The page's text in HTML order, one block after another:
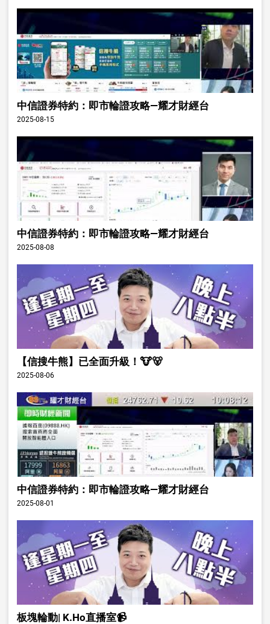
中信證券特約：即市輪證攻略—耀才財經台
2025-08-15
中信證券特約：即市輪證攻略—耀才財經台
2025-08-08
【信搜牛熊】已全面升級！🐮🐻
2025-08-06
中信證券特約：即市輪證攻略—耀才財經台
2025-08-01
板塊輪動| K.Ho直播室📹